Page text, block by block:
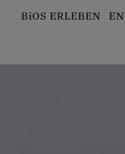
BiOS ERLEBEN